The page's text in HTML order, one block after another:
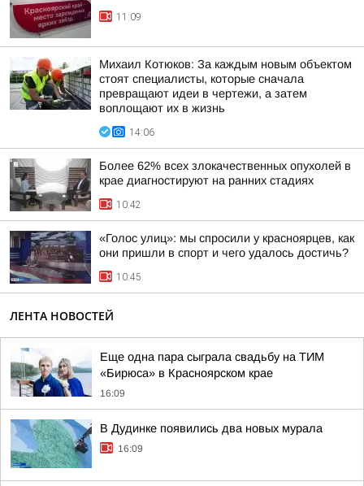
11:09
Михаил Котюков: За каждым новым объектом
стоят специалисты, которые сначала
превращают идеи в чертежи, а затем
воплощают их в жизнь
14:06
Более 62% всех злокачественных опухолей в
крае диагностируют на ранних стадиях
10:42
«Голос улиц»: мы спросили у красноярцев, как
они пришли в спорт и чего удалось достичь?
10:45
ЛЕНТА НОВОСТЕЙ
Еще одна пара сыграла свадьбу на ТИМ
«Бирюса» в Красноярском крае
16:09
В Дудинке появились два новых мурала
16:09